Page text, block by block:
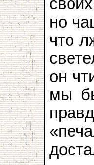
но
что
он
мы